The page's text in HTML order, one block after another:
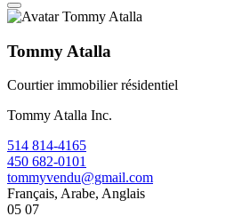
Tommy Atalla
Courtier immobilier résidentiel
Tommy Atalla Inc.
514 814-4165
450 682-0101
tommyvendu@gmail.com
Français, Arabe, Anglais
05 07